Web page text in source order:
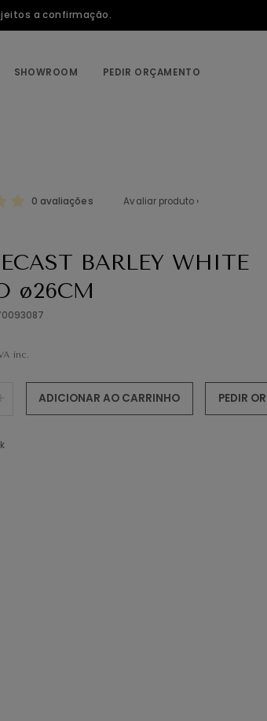
a confirmação.
SHOWROOM PEDIR ORÇAMENTO
0 avaliações Avaliar produto ›
BARLEY WHITE
ø26CM
inc.
ADICIONAR AO CARRINHO PEDIR